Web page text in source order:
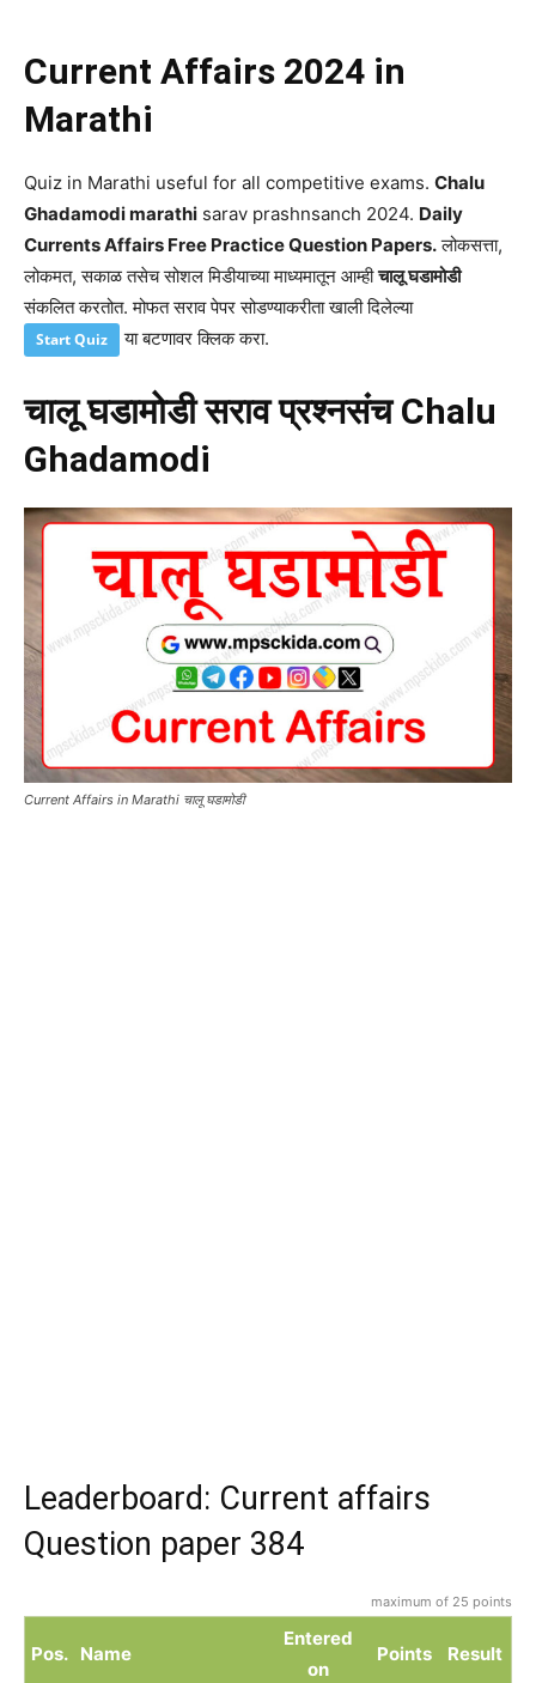
Current Affairs 2024 in
Marathi
Quiz in Marathi useful for all competitive exams. Chalu
Ghadamodi marathi sarav prashnsanch 2024. Daily
Currents Affairs Free Practice Question Papers.लोकसत्ता,
लोकमत, सकाळ तसेच सोशल मिडीयाच्या माध्यमातून आम्हीचालू घडामोडी
संकलित करतोत. मोफत सराव पेपर सोडण्याकरीता खाली दिलेल्या
Start Quiz या बटणावर क्लिक करा.
चालू घडामोडी सराव प्रश्नसंचChalu
Ghadamodi
Current Affairs in Marathi चालू घडामोडी
Leaderboard: Current affairs
Question paper 384
maximum of 25 points
Pos. Name
Entered
on
Points Result